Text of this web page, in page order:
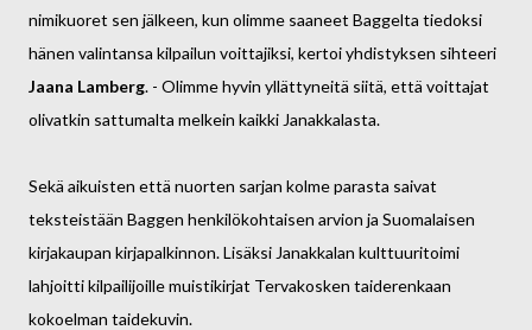
nimikuoret sen jälkeen, kun olimme saaneet Baggelta tiedoksi
hänen valintansa kilpailun voittajiksi, kertoi yhdistyksen sihteeri
Jaana Lamberg. - Olimme hyvin yllättyneitä siitä, että voittajat
olivatkin sattumalta melkein kaikki Janakkalasta.
Sekä aikuisten että nuorten sarjan kolme parasta saivat
teksteistään Baggen henkilökohtaisen arvion ja Suomalaisen
kirjakaupan kirjapalkinnon. Lisäksi Janakkalan kulttuuritoimi
lahjoitti kilpailijoille muistikirjat Tervakosken taiderenkaan
kokoelman taidekuvin.